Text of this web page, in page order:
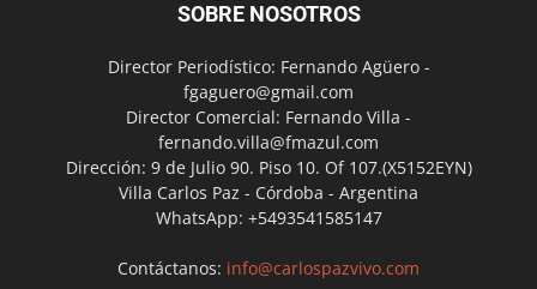
SOBRE NOSOTROS
Director Periodístico: Fernando Agüero -
fgaguero@gmail.com
Director Comercial: Fernando Villa -
fernando.villa@fmazul.com
Dirección: 9 de Julio 90. Piso 10. Of 107.(X5152EYN)
Villa Carlos Paz - Córdoba - Argentina
WhatsApp: +5493541585147
Contáctanos: info@carlospazvivo.com